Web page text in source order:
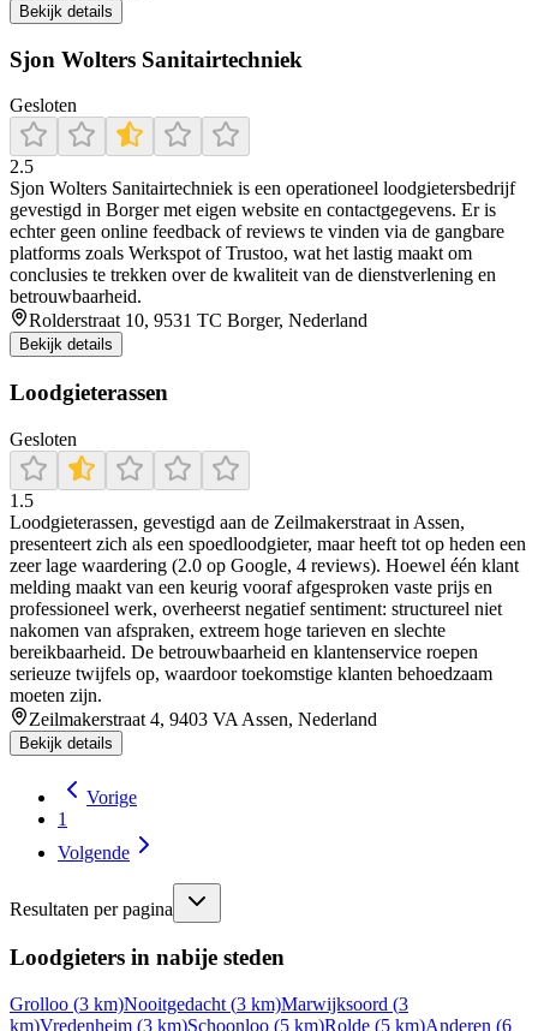
Bekijk details
Sjon Wolters Sanitairtechniek
Gesloten
2.5
Sjon Wolters Sanitairtechniek is een operationeel loodgietersbedrijf
gevestigd in Borger met eigen website en contactgegevens. Er is
echter geen online feedback of reviews te vinden via de gangbare
platforms zoals Werkspot of Trustoo, wat het lastig maakt om
conclusies te trekken over de kwaliteit van de dienstverlening en
betrouwbaarheid.
Rolderstraat 10, 9531 TC Borger, Nederland
Bekijk details
Loodgieterassen
Gesloten
1.5
Loodgieterassen, gevestigd aan de Zeilmakerstraat in Assen,
presenteert zich als een spoedloodgieter, maar heeft tot op heden een
zeer lage waardering (2.0 op Google, 4 reviews). Hoewel één klant
melding maakt van een keurig vooraf afgesproken vaste prijs en
professioneel werk, overheerst negatief sentiment: structureel niet
nakomen van afspraken, extreem hoge tarieven en slechte
bereikbaarheid. De betrouwbaarheid en klantenservice roepen
serieuze twijfels op, waardoor toekomstige klanten behoedzaam
moeten zijn.
Zeilmakerstraat 4, 9403 VA Assen, Nederland
Bekijk details
Vorige
1
Volgende
Resultaten per pagina
Loodgieters in nabije steden
Grolloo (3 km)Nooitgedacht (3 km)Marwijksoord (3
km)Vredenheim (3 km)Schoonloo (5 km)Rolde (5 km)Anderen (6